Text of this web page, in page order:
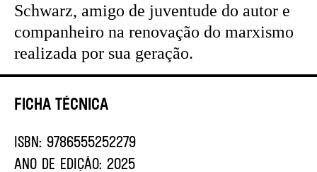
Ficha Técnica
ISBN: 9786555252279
ANO DE EDIÇÃO: 2025
Schwarz, amigo de juventude do autor e
companheiro na renovação do marxismo
realizada por sua geração.